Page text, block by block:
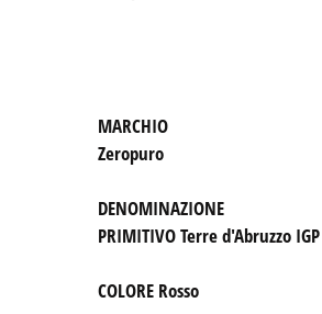
Zeropuro
DENOMINAZIONE
PRIMITIVO Terre d'Abruzzo IGP
COLORE Rosso